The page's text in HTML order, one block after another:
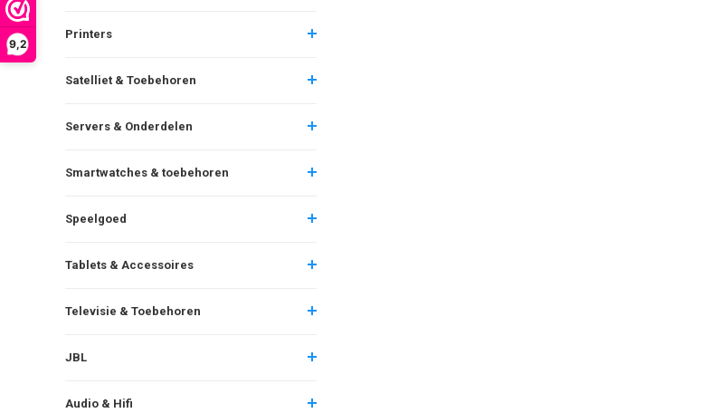
9,2
Printers
Satelliet & Toebehoren
Servers & Onderdelen
Smartwatches & toebehoren
Speelgoed
Tablets & Accessoires
Televisie & Toebehoren
JBL
Audio & Hifi